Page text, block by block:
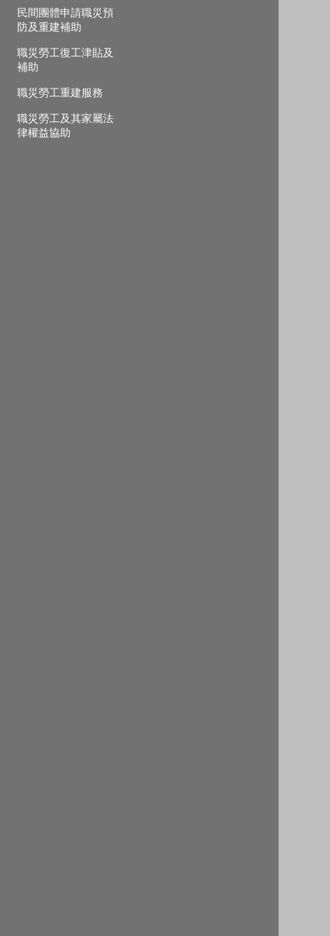
民間團體申請職災預
防及重建補助
職災勞工復工津貼及
補助
職災勞工重建服務
職災勞工及其家屬法
律權益協助